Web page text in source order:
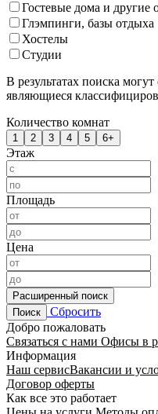
Гостевые дома и другие
Глэмпинги, базы отдыха
Хостелы
Студии
В результатах поиска
являющиеся
Количество комнат
1 2 3 4 5 6+
Этаж
Площадь
Цена
Расширенный поиск
Поиск
Сбросить
Добро пожаловать
Связаться с нами Офисы в
Информация
Наш сервисВакансии и
Договор оферты
Как все это работает